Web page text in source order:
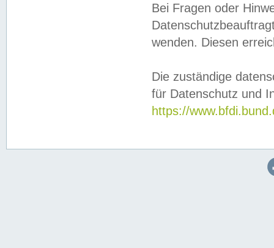
Bei Fragen oder
wenden. Diesen
Die zuständige
für Datenschutz und
https://